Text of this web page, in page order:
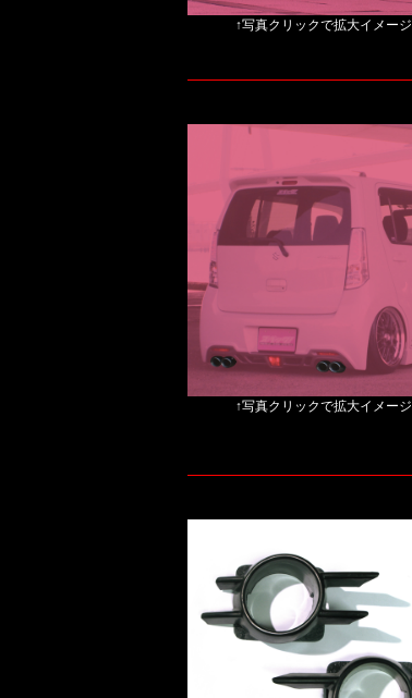
↑写真クリックで拡大イメージ
↑写真クリックで拡大イメージ